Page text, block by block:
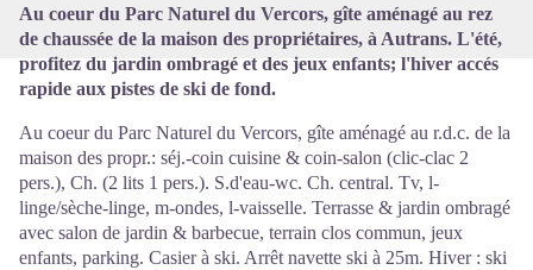
Au coeur du Parc Naturel du Vercors, gîte aménagé au rez
de chaussée de la maison des propriétaires, à Autrans. L'été,
profitez du jardin ombragé et des jeux enfants; l'hiver accés
rapide aux pistes de ski de fond.
Au coeur du Parc Naturel du Vercors, gîte aménagé au r.d.c. de la
maison des propr.: séj.-coin cuisine & coin-salon (clic-clac 2
pers.), Ch. (2 lits 1 pers.). S.d'eau-wc. Ch. central. Tv, l-
linge/sèche-linge, m-ondes, l-vaisselle. Terrasse & jardin ombragé
avec salon de jardin & barbecue, terrain clos commun, jeux
enfants, parking. Casier à ski. Arrêt navette ski à 25m. Hiver : ski